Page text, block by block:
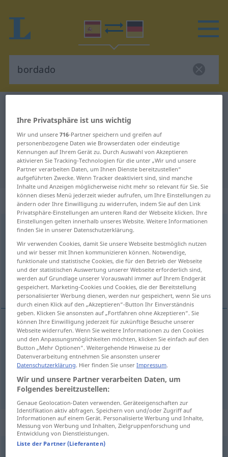
Spanisch-Deutsch Übersetzung für
"bordado"
"bordado" Deutsch Übersetzung
„bordado“: adjetivo
bordado [bɔrˈðað o]adj
Übersicht aller Übersetzungen
(Für mehr Details die Übersetzung anklicken/antippen)
gestickt, bestickt, vollkommen, perfekt
gestickt bordadoadorno, iniciales,etc
bestickt bordado cojín, sábana,etc
vollkommen,perfekt bordado
„bordado“: masculino
Ihre Privatsphäre ist uns wichtig
Wir und unsere716-Partner speichern und greifen auf
personenbezogene Daten wie Browserdaten oder eindeutige
Kennungen auf Ihrem Gerät zu. Durch Auswahl von Akzeptieren
aktivieren Sie Tracking-Technologien für die unter „Wir und unsere
Partner verarbeiten Daten, um Ihnen Dienste bereitzustellen“
aufgeführten Zwecke. Wenn Tracker deaktiviert sind, sind manche
Inhalte und Anzeigen möglicherweise nicht mehr so relevant für Sie. Sie
können dieses Menü jederzeit wieder aufrufen, um Ihre Einstellungen zu
ändern oder Ihre Einwilligung zu widerrufen, indem Sie auf den Link
Privatsphäre-Einstellungen am unteren Rand der Webseite klicken. Ihre
Einstellungen gelten innerhalb unseres Website. Weitere Informationen
finden Sie in unserer Datenschutzerklärung.
Wir verwenden Cookies, damit Sie unsere Webseite bestmöglich nutzen
und wir besser mit Ihnen kommunizieren können. Notwendige,
funktionale und statistische Cookies, die für den Betrieb der Webseite
und der statistischen Auswertung unserer Webseite erforderlich sind,
werden auf Grundlage unserer Vorauswahl immer auf Ihrem Endgerät
gespeichert. Marketing-Cookies und Cookies, die der Bereitstellung
personalisierter Werbung dienen, werden nur gespeichert, wenn Sie uns
durch einen Klick auf den „Akzeptieren“-Button Ihr Einverständnis
geben. Klicken Sie ansonsten auf „Fortfahren ohne Akzeptieren“. Sie
können Ihre Einwilligung jederzeit für zukünftige Besuche unserer
Webseite widerrufen. Wenn Sie weitere Informationen zu den Cookies
und den Anpassungsmöglichkeiten möchten, klicken Sie einfach auf den
Button „Mehr Optionen“. Weitergehende Hinweise zu der
Datenverarbeitung entnehmen Sie ansonsten unserer
Datenschutzerklärung. Hier finden Sie unserImpressum.
Wir und unsere Partner verarbeiten Daten, um
Folgendes bereitzustellen:
Genaue Geolocation-Daten verwenden. Geräteeigenschaften zur
Identifikation aktiv abfragen. Speichern von und/oder Zugriff auf
Informationen auf einem Gerät. Personalisierte Werbung und Inhalte,
Messung von Werbung und Inhalten, Zielgruppenforschung und
Entwicklung von Dienstleistungen.
Liste der Partner (Lieferanten)